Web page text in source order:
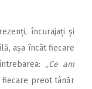
încurajați și
așa încât fiecare
„Ce am
fiecare preot tânăr